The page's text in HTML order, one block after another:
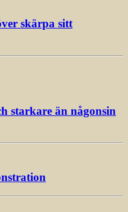
skärpa sitt
starkare än någonsin